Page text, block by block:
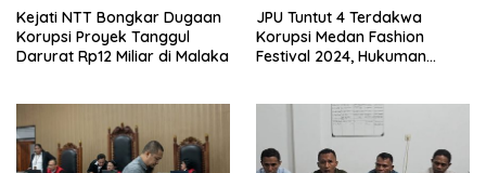
Kejati NTT Bongkar Dugaan
Korupsi Proyek Tanggul
Darurat Rp12 Miliar di Malaka
JPU Tuntut 4 Terdakwa
Korupsi Medan Fashion
Festival 2024, Hukuman